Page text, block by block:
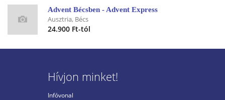
Advent Bécsben - Advent Express
Ausztria, Bécs
24.900 Ft-tól
Hívjon minket!
Infóvonal